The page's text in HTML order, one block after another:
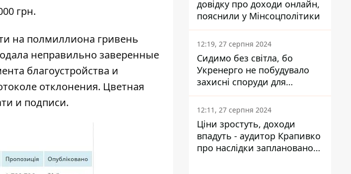
грн.
на полмиллиона гривень
неправильно заверенные
благоустройства и
отклонения. Цветная
и подписи.
довідку про доходи онлайн,
пояснили у Мінсоцполітики
12:19, 27 серпня 2024
Сидимо без світла, бо
Укренерго не побудувало
захисні споруди для
енергетики - нардеп
Кучеренко
12:11, 27 серпня 2024
Ціни зростуть, доходи
впадуть - аудитор Крапивко
про наслідки запланованого